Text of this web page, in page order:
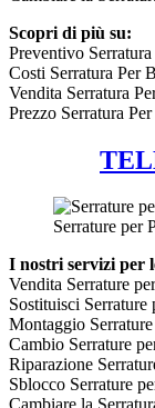
Scopri di più su:
Preventivo
Costi Serratura Per
Vendita Serratura
Prezzo Serratura
Serrature per
I nostri servizi per
Vendita Serrature
Sostituisci
Montaggio
Cambio Serrature
Riparazione
Sblocco Serrature